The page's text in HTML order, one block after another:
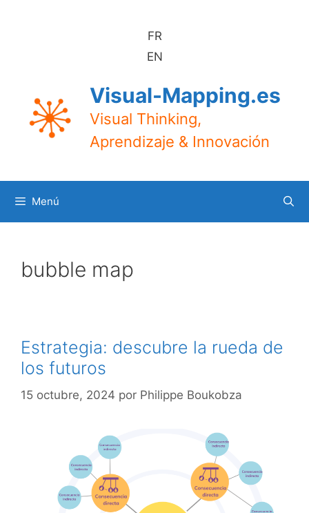
FR
EN
Visual-Mapping.es
Visual Thinking,
Aprendizaje & Innovación
Menú
bubble map
Estrategia: descubre la rueda de
los futuros
15 octubre, 2024 por Philippe Boukobza